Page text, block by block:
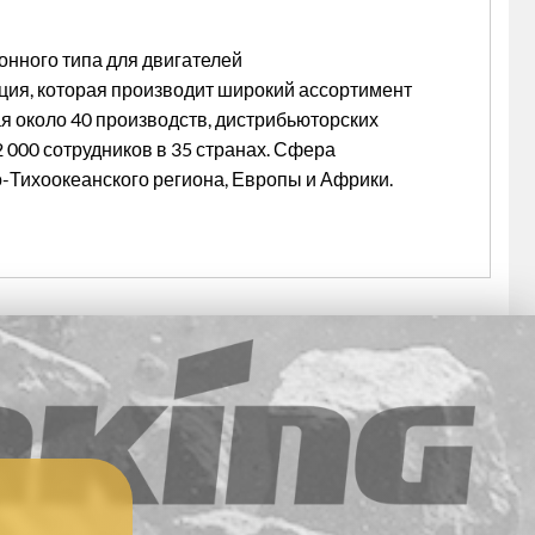
типа для двигателей
которая производит широкий ассортимент
40 производств, дистрибьюторских
сотрудников в 35 странах. Сфера
региона, Европы и Африки.